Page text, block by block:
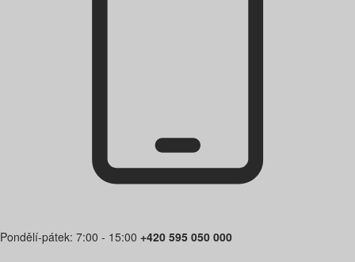
Pondělí-pátek: 7:00 - 15:00 +420 595 050 000